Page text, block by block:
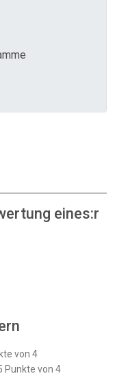
eines:r
von 4
Punkte von 4